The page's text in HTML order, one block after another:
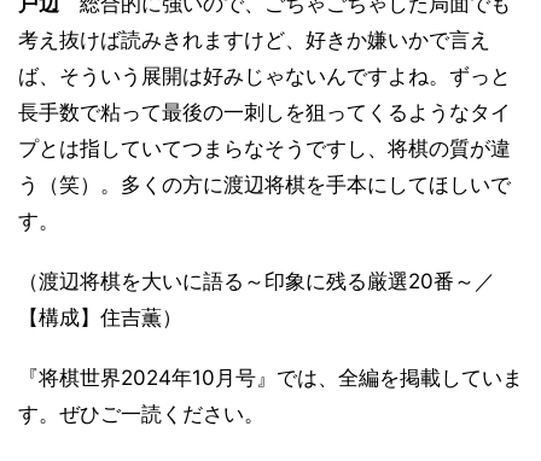
考え抜けば読みきれますけど、好きか嫌いかで言え
ば、そういう展開は好みじゃないんですよね。ずっと
長手数で粘って最後の一刺しを狙ってくるようなタイ
プとは指していてつまらなそうですし、将棋の質が違
う（笑）。多くの方に渡辺将棋を手本にしてほしいで
す。
（渡辺将棋を大いに語る～印象に残る厳選20番～／
【構成】住吉薫）
『将棋世界2024年10月号』では、全編を掲載していま
す。ぜひご一読ください。